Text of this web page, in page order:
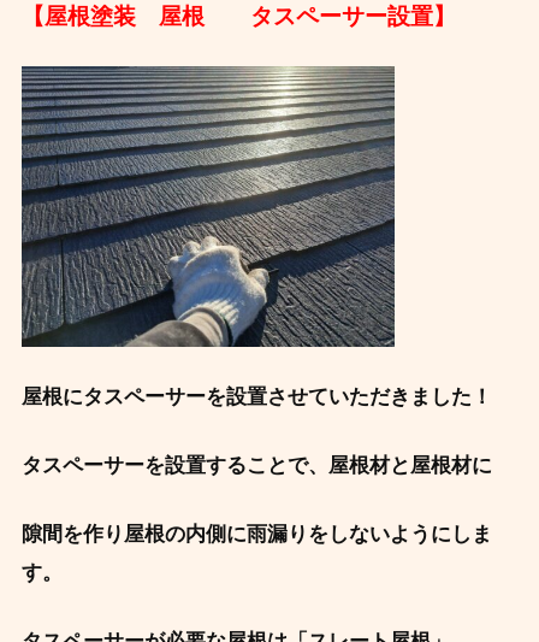
【屋根塗装 屋根 タスペーサー設置】
屋根にタスペーサーを設置させていただきました！
タスペーサーを設置することで、屋根材と屋根材に
隙間を作り屋根の内側に雨漏りをしないようにしま
す。